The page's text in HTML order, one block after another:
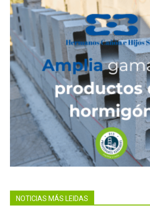
NOTICIAS MÁS LEIDAS